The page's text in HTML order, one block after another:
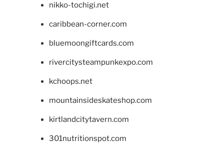
nikko-tochigi.net
caribbean-corner.com
bluemoongiftcards.com
rivercitysteampunkexpo.com
kchoops.net
mountainsideskateshop.com
kirtlandcitytavern.com
301nutritionspot.com